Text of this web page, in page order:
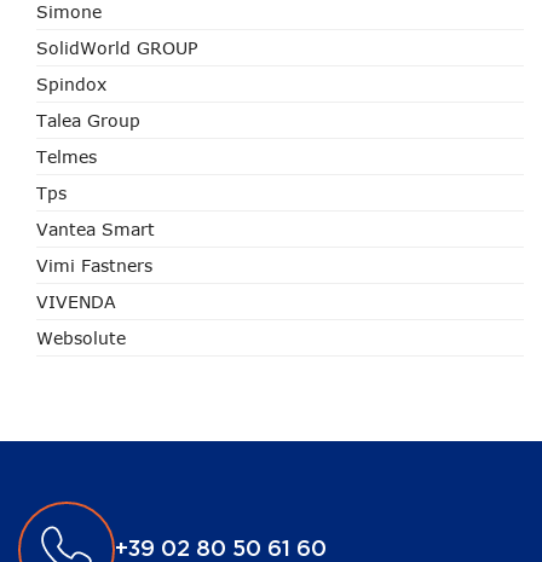
Simone
SolidWorld GROUP
Spindox
Talea Group
Telmes
Tps
Vantea Smart
Vimi Fastners
VIVENDA
Websolute
+39 02 80 50 61 60